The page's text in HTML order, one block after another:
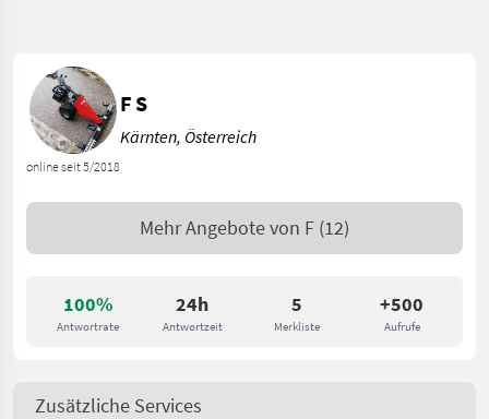
100%
Antwortrate
24h
Antwortzeit
5
Merkliste
+500
Aufrufe
online seit 5/2018
F S
Kärnten, Österreich
Mehr Angebote von F (12)
Zusätzliche Services